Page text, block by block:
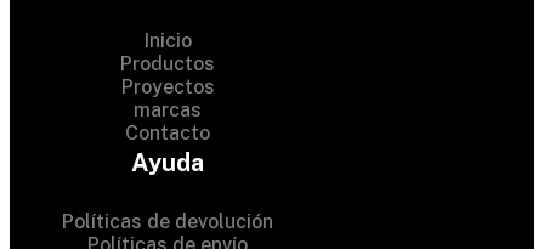
Inicio
Productos
Proyectos
marcas
Contacto
Ayuda
Políticas de devolución
Políticas de envío